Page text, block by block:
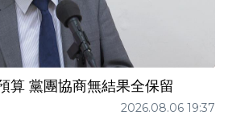
算 黨團協商無結果全保留
2026.08.06 19:37